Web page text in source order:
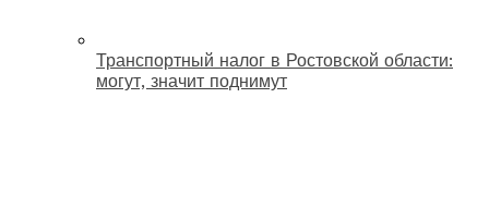
Транспортный налог в Ростовской области:
могут, значит поднимут